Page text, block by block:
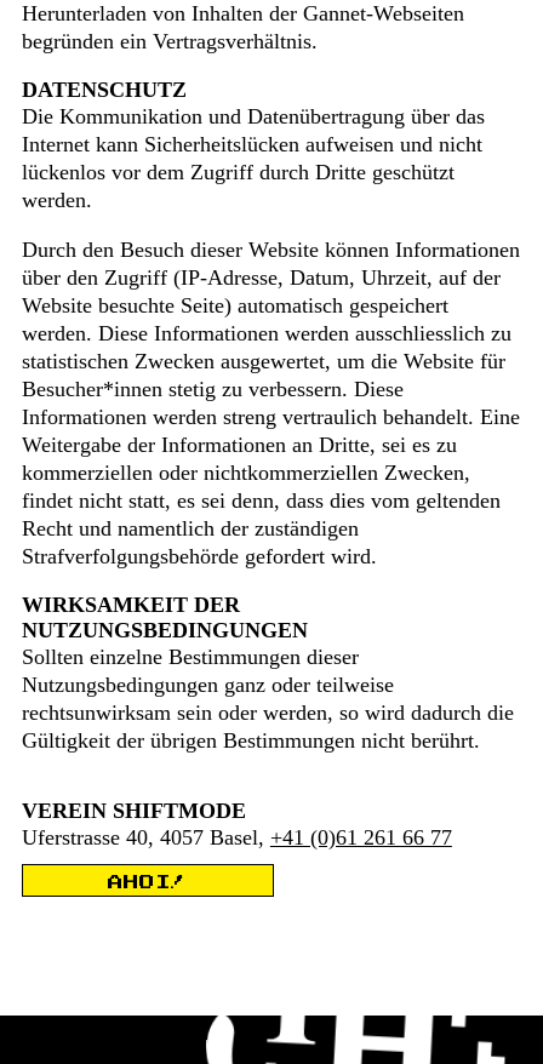
Herunterladen von Inhalten der Gannet-Webseiten
begründen ein Vertragsverhältnis.
DATENSCHUTZ
Die Kommunikation und Datenübertragung über das
Internet kann Sicherheitslücken aufweisen und nicht
lückenlos vor dem Zugriff durch Dritte geschützt
werden.
Durch den Besuch dieser Website können Informationen
über den Zugriff (IP-Adresse, Datum, Uhrzeit, auf der
Website besuchte Seite) automatisch gespeichert
werden. Diese Informationen werden ausschliesslich zu
statistischen Zwecken ausgewertet, um die Website für
Besucher*innen stetig zu verbessern. Diese
Informationen werden streng vertraulich behandelt. Eine
Weitergabe der Informationen an Dritte, sei es zu
kommerziellen oder nichtkommerziellen Zwecken,
findet nicht statt, es sei denn, dass dies vom geltenden
Recht und namentlich der zuständigen
Strafverfolgungsbehörde gefordert wird.
WIRKSAMKEIT DER
NUTZUNGSBEDINGUNGEN
Sollten einzelne Bestimmungen dieser
Nutzungsbedingungen ganz oder teilweise
rechtsunwirksam sein oder werden, so wird dadurch die
Gültigkeit der übrigen Bestimmungen nicht berührt.
VEREIN SHIFTMODE
Uferstrasse 40, 4057 Basel, +41 (0)61 261 66 77
AHOI!